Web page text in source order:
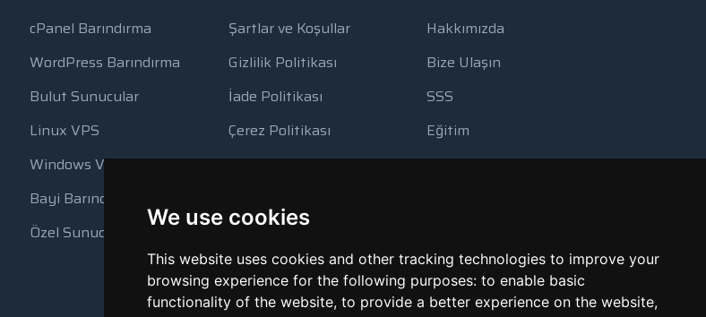
We use cookies
This website uses cookies and other tracking technologies to improve your
browsing experience for the following purposes: to enable basic
functionality of the website, to provide a better experience on the website,
cPanel Barındırma
WordPress Barındırma
Bulut Sunucular
Linux VPS
Windows VPS
Bayi Barındırma
Özel Sunucular
Şartlar ve Koşullar
Gizlilik Politikası
İade Politikası
Çerez Politikası
Kaynak Kullanımı
Hakkımızda
Bize Ulaşın
SSS
Eğitim
Blog
Kötüye Kullanım Bildir